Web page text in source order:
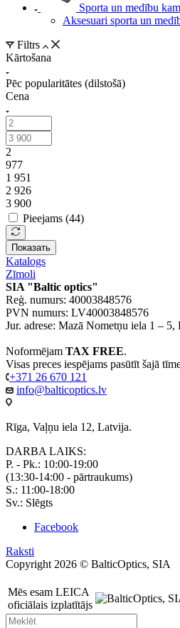
Sporta un medību
Aksesuari sporta un
Filtrs
Kārtošana
Pēc popularitātes (dilstošā)
Cena
2
977
1 951
2 926
3 900
Pieejams (44)
Показать
Katalogs
Zīmoli
SIA "Baltic optics"
Reģ. numurs: 40003848576
PVN numurs: LV40003848576
Jur. adrese: Mazā Nometņu iela 1 –
Noformējam TAX FREE.
Visas preces iespējams pasūtīt šajā
+371 26 670 121
info@balticoptics.lv
Rīga, Vaļņu iela 12, Latvija.
DARBA LAIKS:
P. - Pk.: 10:00-19:00
(13:30-14:00 - pārtraukums)
S.: 11:00-18:00
Sv.: Slēgts
Facebook
Raksti
Copyright 2026 © BalticOptics, SIA
Mēs esam LEICA
oficiālais izplatītājs